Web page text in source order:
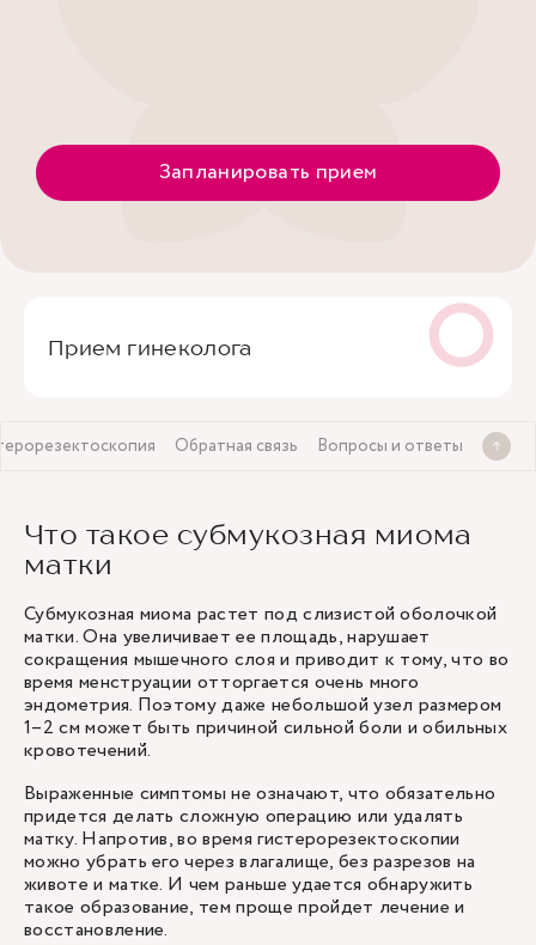
Запланировать прием
Прием гинеколога
Обратная связь Вопросы и ответы
Что такое субмукозная миома
матки
Субмукозная миома растет под слизистой оболочкой
матки. Она увеличивает ее площадь, нарушает
сокращения мышечного слоя и приводит к тому, что во
время менструации отторгается очень много
эндометрия. Поэтому даже небольшой узел размером
1–2 см может быть причиной сильной боли и обильных
кровотечений.
Выраженные симптомы не означают, что обязательно
придется делать сложную операцию или удалять
матку. Напротив, во время гистерорезектоскопии
можно убрать его через влагалище, без разрезов на
животе и матке. И чем раньше удается обнаружить
такое образование, тем проще пройдет лечение и
восстановление.